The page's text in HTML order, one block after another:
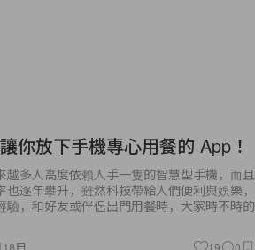
你放下手機專心用餐的 App！
越多人高度依賴人手一隻的智慧型手機，而且
逐年攀升，雖然科技帶給人們便利與娛樂，
驗，和好友或伴侶出門用餐時，大家時不時的
19 0